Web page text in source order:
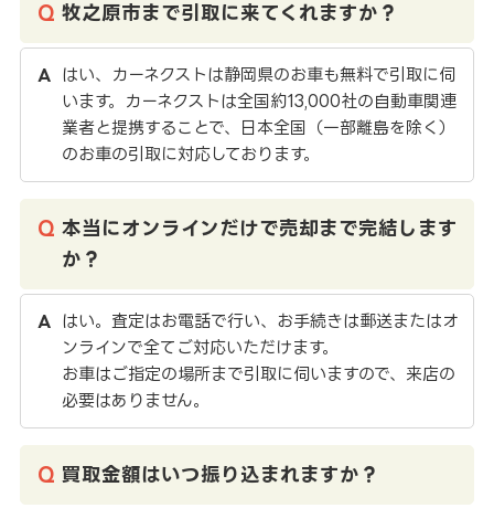
牧之原市まで引取に来てくれますか？
はい、カーネクストは静岡県のお車も無料で引取に伺
います。カーネクストは全国約13,000社の自動車関連
業者と提携することで、日本全国（一部離島を除く）
のお車の引取に対応しております。
本当にオンラインだけで売却まで完結します
か？
はい。査定はお電話で行い、お手続きは郵送またはオ
ンラインで全てご対応いただけます。
お車はご指定の場所まで引取に伺いますので、来店の
必要はありません。
買取金額はいつ振り込まれますか？